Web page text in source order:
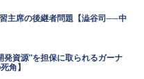
主席の後継者問題【澁谷司──中
発資源"を担保に取られるガーナ
角】